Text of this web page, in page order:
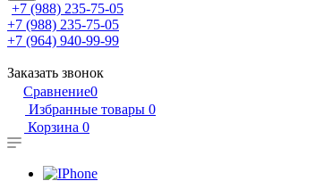
+7 (988) 235-75-05
+7 (988) 235-75-05
+7 (964) 940-99-99
Заказать звонок
Сравнение0
Избранные товары 0
Корзина 0